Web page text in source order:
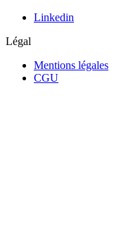
Linkedin
Légal
Mentions légales
CGU